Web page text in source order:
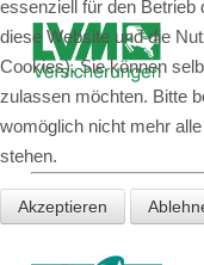
essenziell für den Betrieb
diese Website und die
Cookies). Sie können
zulassen möchten. Bitte
womöglich nicht mehr
stehen.
Akzeptieren